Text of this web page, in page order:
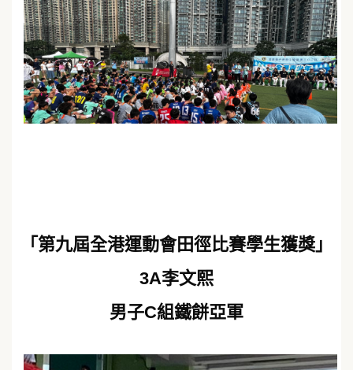
「第九屆全港運動會田徑比賽學生獲獎」
3A李文熙
男子C組鐵餅亞軍